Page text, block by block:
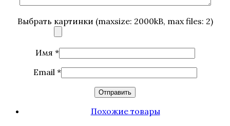
Выбрать картинки (maxsize: 2000kB, max files: 2)
Имя *
Email *
Похожие товары